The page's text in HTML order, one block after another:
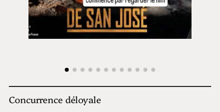
Concurrence déloyale